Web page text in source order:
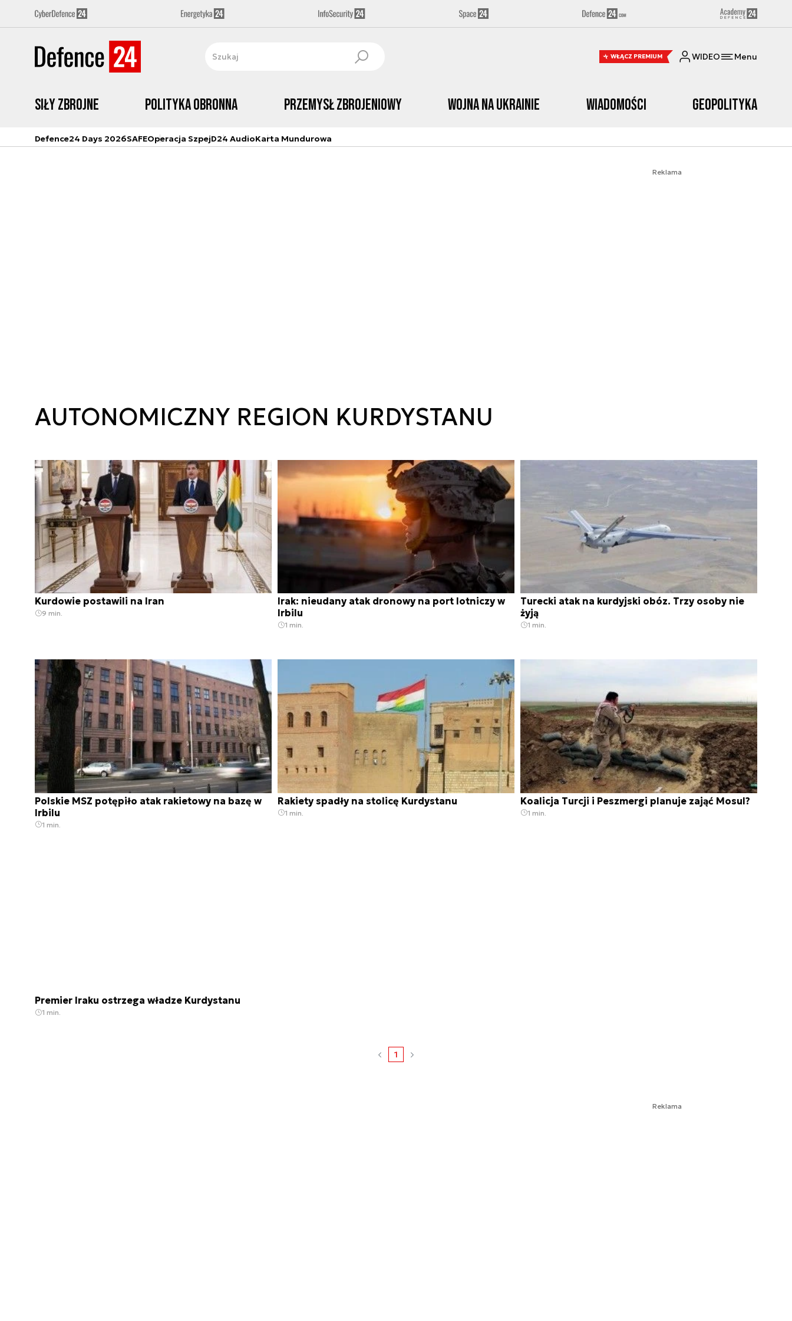
WŁĄCZ PREMIUM WIDEO Menu
Siły zbrojne Polityka obronna Przemysł Zbrojeniowy Wojna na Ukrainie Wiadomości Geopolityka
Defence24 Days 2026SAFEOperacja SzpejD24 AudioKarta Mundurowa
Reklama
AUTONOMICZNY REGION KURDYSTANU
Kurdowie postawili na Iran
9 min.
Irak: nieudany atak dronowy na port lotniczy w
Irbilu
1 min.
Turecki atak na kurdyjski obóz. Trzy osoby nie
żyją
1 min.
Polskie MSZ potępiło atak rakietowy na bazę w
Irbilu
1 min.
Rakiety spadły na stolicę Kurdystanu
1 min.
Koalicja Turcji i Peszmergi planuje zająć Mosul?
1 min.
Premier Iraku ostrzega władze Kurdystanu
1 min.
1
Reklama